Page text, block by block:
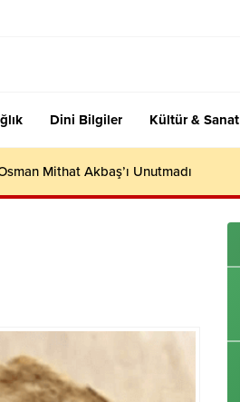
Dini Bilgiler Kültür & Sanat
Mithat Akbaş’ı Unutmadı